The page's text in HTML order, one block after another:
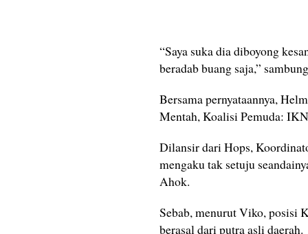
“Saya suka dia diboyong
beradab buang saja,”
Bersama pernyataannya,
Mentah, Koalisi Pemuda:
Dilansir dari Hops,
mengaku tak setuju
Ahok.
Sebab, menurut Viko, posisi
berasal dari putra asli daerah.